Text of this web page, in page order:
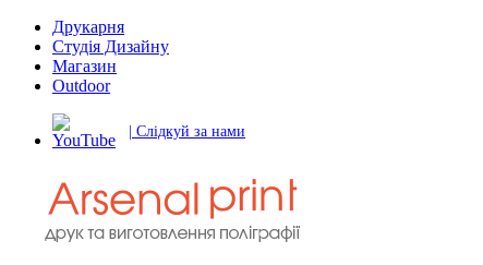
Друкарня
Студія Дизайну
Магазин
Outdoor
| Слідкуй за нами